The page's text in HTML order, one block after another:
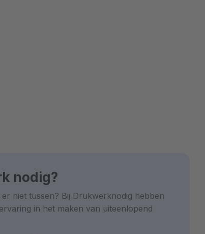
nodig?
niet tussen? Bij Drukwerknodig hebben
in het maken van uiteenlopend